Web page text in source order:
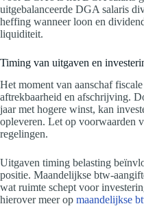
uitgebalanceerde DGA salaris
heffing wanneer loon en
liquiditeit.
Timing van uitgaven en
Het moment van aanschaf
aftrekbaarheid en afschrijving.
jaar met hogere winst, kan
opleveren. Let op voorwaarden
regelingen.
Uitgaven timing belasting
positie. Maandelijkse btw-
wat ruimte schept voor
hierover meer op maandelijkse